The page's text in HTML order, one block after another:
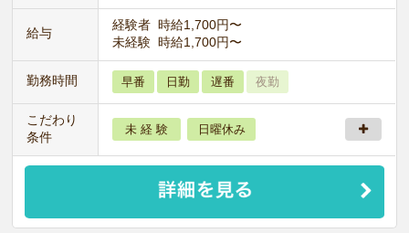
給与
経験者 時給1,700円〜
未経験 時給1,700円〜
勤務時間 早番 日勤 遅番 夜勤
こだわり
条件
未 経 験 日曜休み